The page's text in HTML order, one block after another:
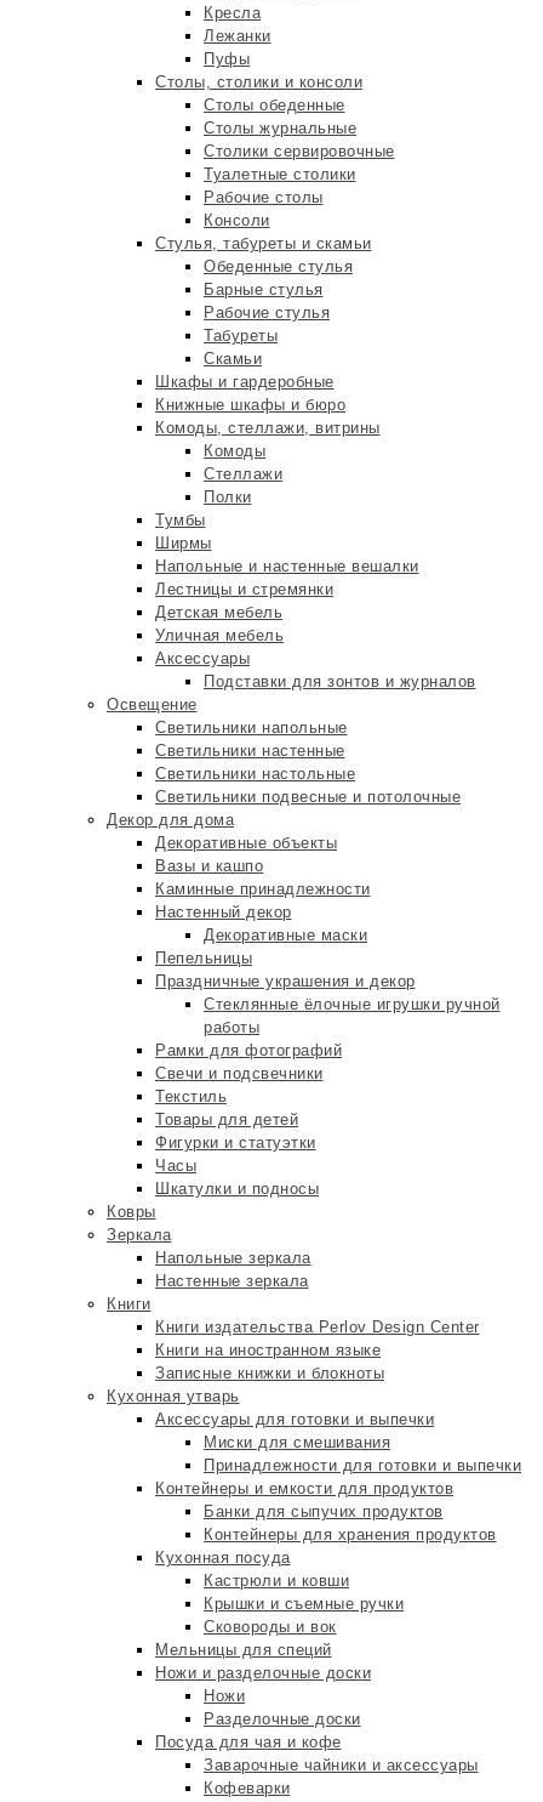
Кресла
Лежанки
Пуфы
Столы, столики и консоли
Столы обеденные
Столы журнальные
Столики сервировочные
Туалетные столики
Рабочие столы
Консоли
Стулья, табуреты и скамьи
Обеденные стулья
Барные стулья
Рабочие стулья
Табуреты
Скамьи
Шкафы и гардеробные
Книжные шкафы и бюро
Комоды, стеллажи, витрины
Комоды
Стеллажи
Полки
Тумбы
Ширмы
Напольные и настенные вешалки
Лестницы и стремянки
Детская мебель
Уличная мебель
Аксессуары
Подставки для зонтов и журналов
Освещение
Светильники напольные
Светильники настенные
Светильники настольные
Светильники подвесные и потолочные
Декор для дома
Декоративные объекты
Вазы и кашпо
Каминные принадлежности
Настенный декор
Декоративные маски
Пепельницы
Праздничные украшения и декор
Стеклянные ёлочные игрушки ручной
работы
Рамки для фотографий
Свечи и подсвечники
Текстиль
Товары для детей
Фигурки и статуэтки
Часы
Шкатулки и подносы
Ковры
Зеркала
Напольные зеркала
Настенные зеркала
Книги
Книги издательства Perlov Design Center
Книги на иностранном языке
Записные книжки и блокноты
Кухонная утварь
Аксессуары для готовки и выпечки
Миски для смешивания
Принадлежности для готовки и выпечки
Контейнеры и емкости для продуктов
Банки для сыпучих продуктов
Контейнеры для хранения продуктов
Кухонная посуда
Кастрюли и ковши
Крышки и съемные ручки
Сковороды и вок
Мельницы для специй
Ножи и разделочные доски
Ножи
Разделочные доски
Посуда для чая и кофе
Заварочные чайники и аксессуары
Кофеварки